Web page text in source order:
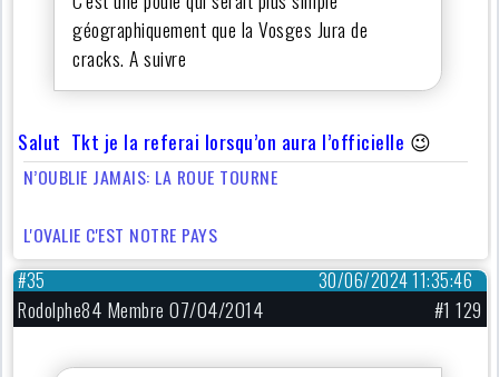
géographiquement que la Vosges Jura de
cracks. A suivre
Salut Tkt je la referai lorsqu’on aura l’officielle 😉
N’OUBLIE JAMAIS: LA ROUE TOURNE
L'OVALIE C'EST NOTRE PAYS
30/06/2024 11:35:46
#35
Rodolphe84 Membre 07/04/2014 #1 129